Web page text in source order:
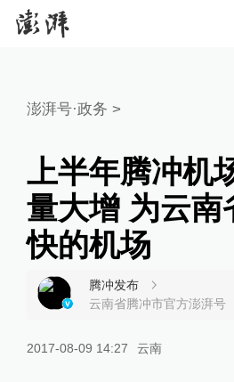
澎湃号·政务 >
上半年腾冲机
量大增 为云南
快的机场
腾冲发布
云南省腾冲市官方澎湃号
2017-08-09 14:27 云南